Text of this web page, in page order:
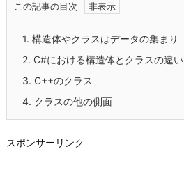
この記事の目次
1. 構造体やクラスはデータの集まり
2. C#における構造体とクラスの違い
3. C++のクラス
4. クラスの他の側面
スポンサーリンク